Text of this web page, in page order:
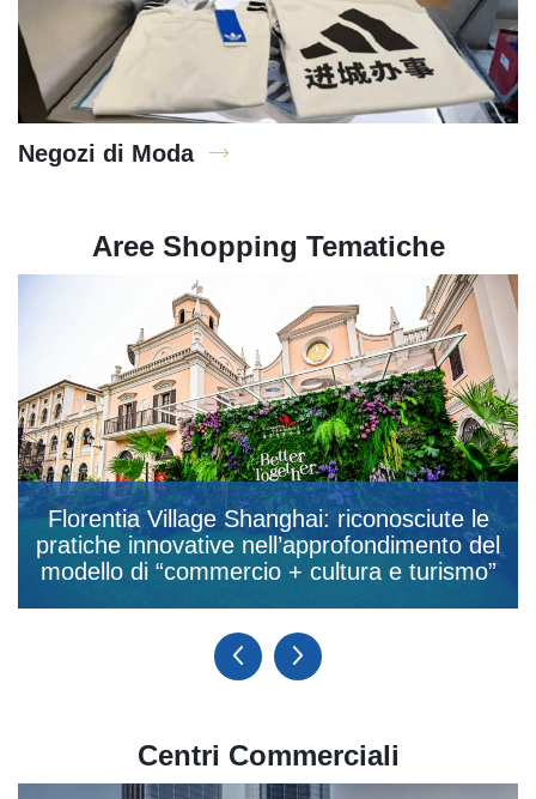
Negozi di Moda
Aree Shopping Tematiche
Florentia Village Shanghai: riconosciute le
pratiche innovative nell’approfondimento del
modello di “commercio + cultura e turismo”
Centri Commerciali